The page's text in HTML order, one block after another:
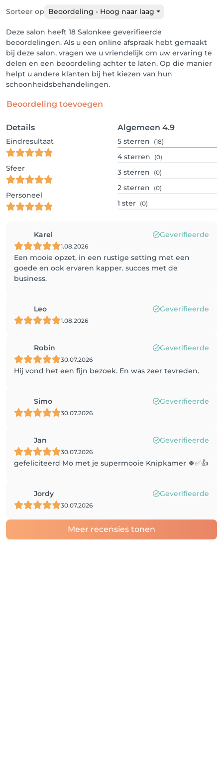
Sorteer op Beoordeling - Hoog naar laag
Deze salon heeft 18 Salonkee geverifieerde
beoordelingen. Als u een online afspraak hebt gemaakt
bij deze salon, vragen we u vriendelijk om uw ervaring te
delen en een beoordeling achter te laten. Op die manier
helpt u andere klanten bij het kiezen van hun
schoonheidsbehandelingen.
Beoordeling toevoegen
Details
Eindresultaat
Sfeer
Personeel
Algemeen 4.9
5 sterren (18)
4 sterren (0)
3 sterren (0)
2 sterren (0)
1 ster (0)
Karel Geverifieerde
1.08.2026
Een mooie opzet, in een rustige setting met een
goede en ook ervaren kapper. succes met de
business.
Leo Geverifieerde
1.08.2026
Robin Geverifieerde
30.07.2026
Hij vond het een fijn bezoek. En was zeer tevreden.
Simo Geverifieerde
30.07.2026
Jan Geverifieerde
30.07.2026
gefeliciteerd Mo met je supermooie Knipkamer 🍀✅👍
Jordy Geverifieerde
30.07.2026
Meer recensies tonen